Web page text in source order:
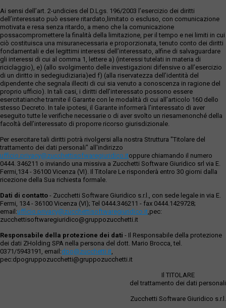
Ai sensi dell’art. 2-undicies del D.Lgs. 196/2003 l’esercizio dei diritti
dell’interessato può essere ritardato,limitato o escluso, con comunicazione
motivata e resa senza ritardo, a meno che la comunicazione
possacompromettere la finalità della limitazione, per il tempo e nei limiti in cui
ciò costituisca una misuranecessaria e proporzionata, tenuto conto dei diritti
fondamentali e dei legittimi interessi dell’interessato, alfine di salvaguardare
gli interessi di cui al comma 1, lettere a) (interessi tutelati in materia di
riciclaggio), e) (allo svolgimento delle investigazioni difensive o all’esercizio
di un diritto in sedegiudiziaria)ed f) (alla riservatezza dell’identità del
dipendente che segnala illeciti di cui sia venuto a conoscenza in ragione del
proprio ufficio). In tali casi, i diritti dell’interessato possono essere
esercitatianche tramite il Garante con le modalità di cui all’articolo 160 dello
stesso Decreto. In tale ipotesi, il Garante informerà l’interessato di aver
eseguito tutte le verifiche necessarie o di aver svolto un riesamenonché della
facoltà dell’interessato di proporre ricorso giurisdizionale.
Per esercitare tali diritti potrà rivolgersi alla nostra Struttura "Titolare del
trattamento dei dati personali" all'indirizzo
ufficio.privacy@zucchettisofwaregiuridico.itoppure chiamando il numero
0444. 346211 o inviando una missiva a Zucchetti Software Giuridico srl via E.
Fermi,134 - 36100 Vicenza (VI). Il Titolare Le risponderà entro 30 giorni dalla
ricezione della Sua richiesta formale.
Dati di contatto - Zucchetti Software Giuridico s.r.l., con sede legale in via E.
Fermi, 134 - 36100 Vicenza (VI); Tel 0444.346211 - fax 0444.1429728;
email:ufficio.privacy@zucchettisoftwaregiuridico.it,pec:
zucchettisoftwaregiuridico@gruppozucchetti.it
Responsabile della protezione dei dati - Il Responsabile della protezione
dei dati ZHolding SPA nella persona del dott. Mario Brocca, tel.
0371/5943191, email:dpo@zucchetti.it,
pec:dpogruppozucchetti@gruppozucchetti.it
Il TITOLARE
del trattamento dei dati personali
Zucchetti Software Giuridico s.r.l.